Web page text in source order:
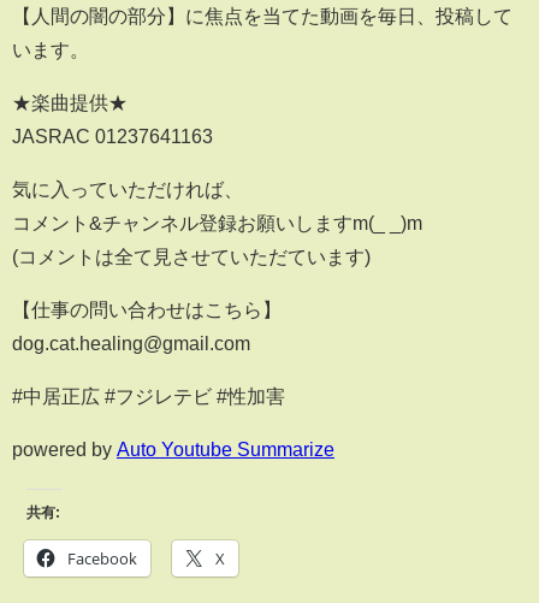
【人間の闇の部分】に焦点を当てた動画を毎日、投稿して
います。
★楽曲提供★
JASRAC 01237641163
気に入っていただければ、
コメント&チャンネル登録お願いしますm(_ _)m
(コメントは全て見させていただています)
【仕事の問い合わせはこちら】
dog.cat.healing@gmail.com
#中居正広 #フジレテビ #性加害
powered by Auto Youtube Summarize
共有:
Facebook X